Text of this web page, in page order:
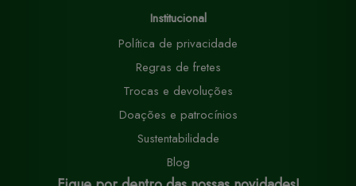
Institucional
Política de privacidade
Regras de fretes
Trocas e devoluções
Doações e patrocínios
Sustentabilidade
Blog